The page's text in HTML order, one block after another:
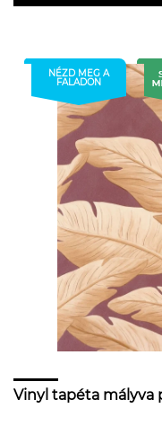
NÉZD MEG A
FALADON
Vinyl tapéta mályva